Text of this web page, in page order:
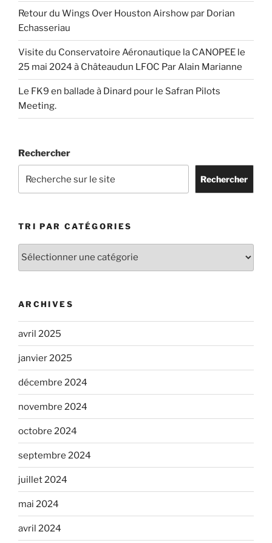
Retour du Wings Over Houston Airshow par Dorian
Echasseriau
Visite du Conservatoire Aéronautique la CANOPEE le
25 mai 2024 à Châteaudun LFOC Par Alain Marianne
Le FK9 en ballade à Dinard pour le Safran Pilots
Meeting.
Rechercher
Rechercher
TRI PAR CATÉGORIES
Tri
ARCHIVES
avril 2025
janvier 2025
décembre 2024
novembre 2024
octobre 2024
septembre 2024
juillet 2024
mai 2024
avril 2024